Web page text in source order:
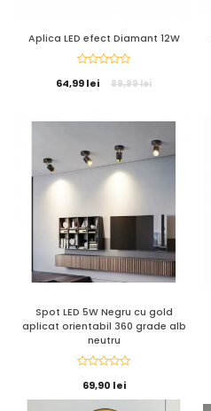
Aplica LED efect Diamant 12W
64,99 lei 89,99 lei
Spot LED 5W Negru cu gold
aplicat orientabil 360 grade alb
neutru
69,90 lei